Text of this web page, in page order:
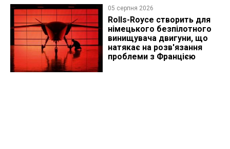
05 серпня 2026
Rolls-Royce створить для
німецького безпілотного
винищувача двигуни, що
натякає на розв'язання
проблеми з Францією